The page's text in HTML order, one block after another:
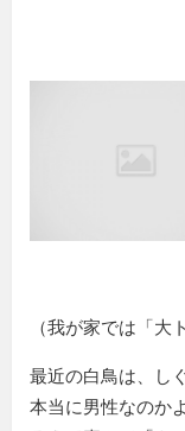
（我が家では「大
最近の白鳥は、し
本当に男性なのか